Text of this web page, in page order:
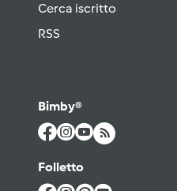
Cerca iscritto
RSS
Bimby®
Folletto